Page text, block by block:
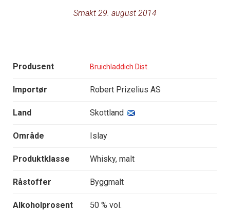
Smakt 29. august 2014
Produsent Bruichladdich Dist.
Importør Robert Prizelius AS
Land Skottland
Område Islay
Produktklasse Whisky, malt
Råstoffer Byggmalt
Alkoholprosent 50 % vol.